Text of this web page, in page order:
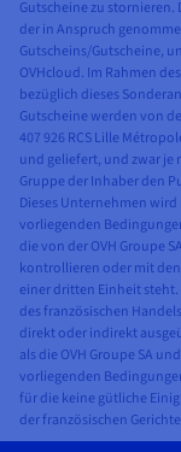
Gutscheine zu stornieren.
der in Anspruch
Gutscheins/Gutscheine,
OVHcloud. Im Rahmen
bezüglich dieses
Gutscheine werden von
407 926 RCS Lille
und geliefert, und zwar je
Gruppe der Inhaber den
Dieses Unternehmen wird
vorliegenden
die von der OVH Groupe
kontrollieren oder mit
einer dritten Einheit steht.
des französischen
direkt oder indirekt
als die OVH Groupe SA
vorliegenden
für die keine gütliche
der französischen